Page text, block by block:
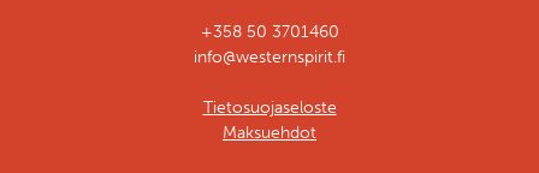
+358 50 3701460
info@westernspirit.fi
Tietosuojaseloste
Maksuehdot